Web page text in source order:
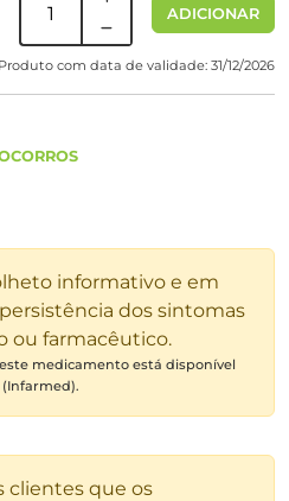
ADICIONAR
Produto com data de validade: 31/12/2026
informativo e em
dos sintomas
ou farmacêutico.
medicamento está disponível
clientes que os